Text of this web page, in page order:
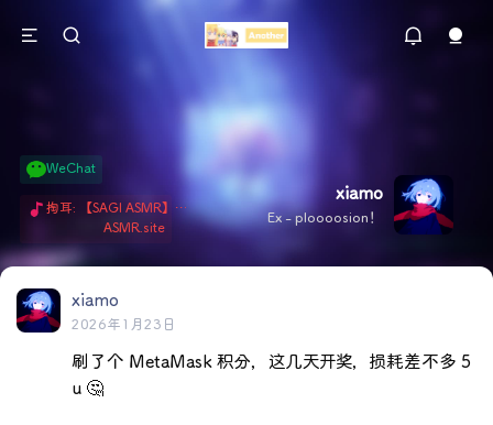
xiamo
Ex - ploooosion！
WeChat
掏耳: 【SAGI ASMR】今天就由阿米娅给博士掏耳吧「耳勺x鹅毛棒x吹气」 Hi-Res无损助眠 + 单刷: ASMR 精选4.0｜ 陪伴天花板 ✦扶扶の温柔哄睡 ✦ 顶级道具和语气词的交融 ✦ 扶桑大红花、
ASMR.site
xiamo
2026年1月23日
刷了个 MetaMask 积分，这几天开奖，损耗差不多 5
u 🤔